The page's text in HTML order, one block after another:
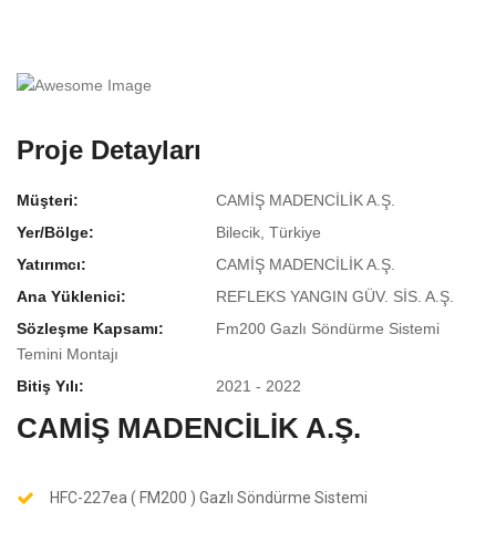
Proje Detayları
Müşteri:
CAMİŞ MADENCİLİK A.Ş.
Yer/Bölge:
Bilecik, Türkiye
Yatırımcı:
CAMİŞ MADENCİLİK A.Ş.
Ana Yüklenici:
REFLEKS YANGIN GÜV. SİS. A.Ş.
Sözleşme Kapsamı:
Fm200 Gazlı Söndürme Sistemi
Temini Montajı
Bitiş Yılı:
2021 - 2022
CAMİŞ MADENCİLİK A.Ş.
HFC-227ea ( FM200 ) Gazlı Söndürme Sistemi